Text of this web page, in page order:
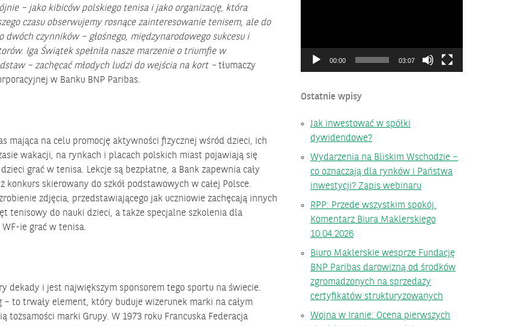
– jako kibiców polskiego tenisa i jako organizację, która
czasu obserwujemy rosnące zainteresowanie tenisem, ale do
czynników – głośnego, międzynarodowego sukcesu i
Iga Świątek spełniła nasze marzenie o triumfie w
– zachęcać młodych ludzi do wejścia na kort – tłumaczy
w Banku BNP Paribas.
mająca na celu promocję aktywności fizycznej wśród dzieci, ich
wakacji, na rynkach i placach polskich miast pojawiają się
grać w tenisa. Lekcje są bezpłatne, a Bank zapewnia cały
skierowany do szkół podstawowych w całej Polsce.
zdjęcia, przedstawiającego jak uczniowie zachęcają innych
tenisowy do nauki dzieci, a także specjalne szkolenia dla
ie grać w tenisa.
dekady i jest największym sponsorem tego sportu na świecie.
to trwały element, który buduje wizerunek marki na całym
tożsamości marki Grupy. W 1973 roku Francuska Federacja
00:00 03:07
Ostatnie wpisy
Jak inwestować w spółki
dywidendowe?
Wydarzenia na Bliskim Wschodzie –
co oznaczają dla rynków i Państwa
inwestycji? Zapis webinaru
RPP: Przede wszystkim spokój.
Komentarz Biura Maklerskiego
10.04.2026
Biuro Maklerskie wesprze Fundację
BNP Paribas darowizną od środków
zgromadzonych na sprzedaży
certyfikatów strukturyzowanych
Wojna w Iranie: Ocena pierwszych